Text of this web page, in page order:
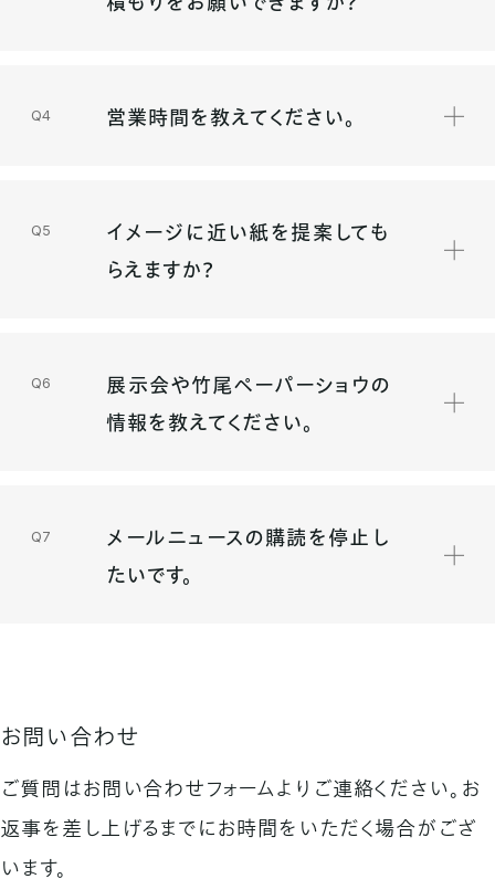
営業時間を教えてください。
イメージに近い紙を提案しても
らえますか？
展示会や竹尾ペーパーショウの
情報を教えてください。
メールニュースの購読を停止し
たいです。
お問い合わせ
ご質問はお問い合わせフォームよりご連絡ください。お
返事を差し上げるまでにお時間をいただく場合がござ
います。